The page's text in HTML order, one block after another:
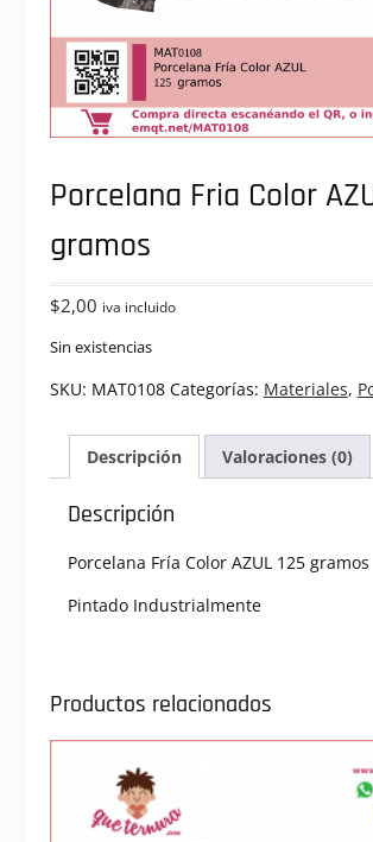
Porcelana Fria Color
gramos
$2,00 iva incluido
Sin existencias
SKU: MAT0108 Categorías: Materiales,
Descripción Valoraciones (0)
Descripción
Porcelana Fría Color AZUL 125 gramos
Pintado Industrialmente
Productos relacionados